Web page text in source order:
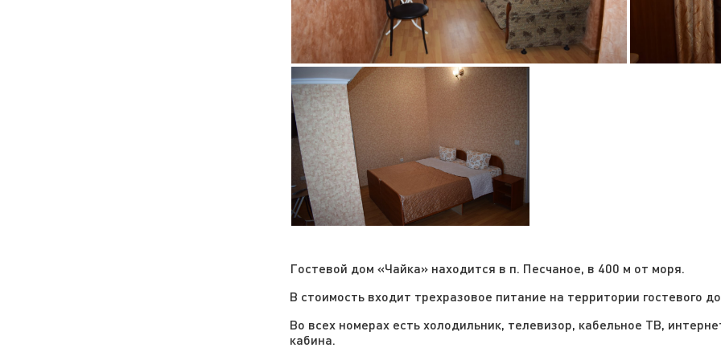
Гостевой дом «Чайка» находится в п. Песчаное, в 400 м от моря.
В стоимость входит трехразовое питание на территории гостевого
Во всех номерах есть холодильник, телевизор, кабельное ТВ,
кабина.